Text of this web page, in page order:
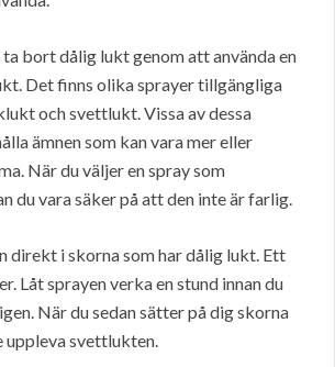
ta bort dålig lukt genom att använda en
Det finns olika sprayer tillgängliga
och svettlukt. Vissa av dessa
ämnen som kan vara mer eller
När du väljer en spray som
du vara säker på att den inte är farlig.
direkt i skorna som har dålig lukt. Ett
Låt sprayen verka en stund innan du
När du sedan sätter på dig skorna
uppleva svettlukten.